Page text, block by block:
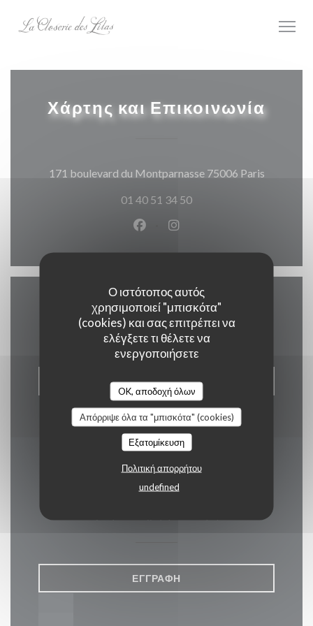
Ο ιστότοπος αυτός
χρησιμοποιεί "μπισκότα"
(cookies) και σας επιτρέπει να
ελέγξετε τι θέλετε να
ενεργοποιήσετε
OK, αποδοχή όλων
Απόρριψε όλα τα "μπισκότα" (cookies)
Εξατομίκευση
Πολιτική απορρήτου
undefined
Χάρτης και Επικοινωνία
171 boulevard du Montparnasse 75006 Paris
01 40 51 34 50
Facebook ((ανοίγει σε νέο
Instagram ((ανοίγει σε
Επικοινωνήστε μαζί μας
ΚΆΝΤΕ ΚΡΆΤΗΣΗ ΤΡΑΠΕΖΙΟΎ
Μείνετε ενημερωμένοι
ΕΓΓΡΑΦΉ